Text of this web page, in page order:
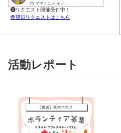
by ママノユメ キッ...
リクエスト開催受付中！
希望日リクエストはこちら
活動レポート